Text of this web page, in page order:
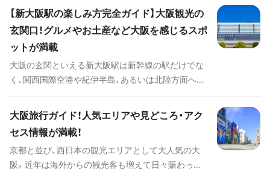
から大人まで一年中楽しめるテーマパークです。さ
ほど規模は大きくありませんが、とてつもなく混雑
したり、アトラクションに何時間も並ぶというスト
レスが無いのがうれしいところ。 園内の見どころを
はじめとしたイベントやレストラン情報まで、その
魅力をたっぷりご紹介します。
【新大阪駅の楽しみ方完全ガイド】大阪観光の
玄関口！グルメやお土産など大阪を感じるスポ
ットが満載
大阪の玄関といえる新大阪駅は新幹線の駅だけでな
く、関西国際空港や紀伊半島、あるいは北陸方面への
大阪市内の重要スポットに駅がある大阪メトロ御堂
筋線の駅もあります。 そして、ターミナル駅の構内
には楽しいスポットが目白押し。各地域の駅弁や大
阪の有名どころ名物グルメや、お土産の数々、その他
ショッピングなど新大阪駅の魅力・お役立ち情報を
大阪旅行ガイド！人気エリアや見どころ・アク
セス情報が満載！
京都と並び、西日本の観光エリアとして大人気の大
阪。近年は海外からの観光客も増えて日々賑わって